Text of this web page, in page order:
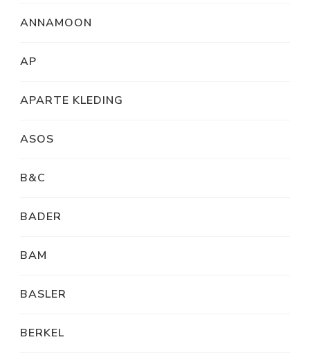
ANNAMOON
AP
APARTE KLEDING
ASOS
B&C
BADER
BAM
BASLER
BERKEL